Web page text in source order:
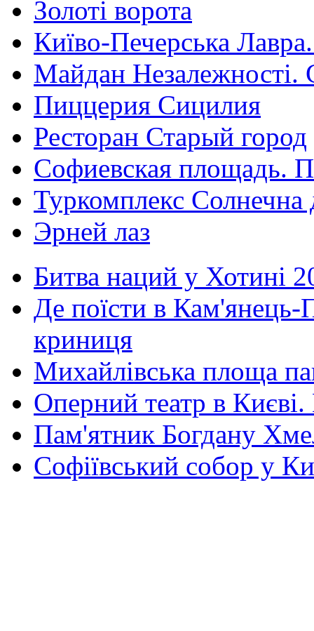
Золоті ворота
Київо-Печерська
Майдан Незалежності.
Пиццерия Сицилия
Ресторан Старый город
Софиевская площадь.
Туркомплекс Солнечна
Эрней лаз
Битва наций у Хотині
Де поїсти в Кам'янець-
криниця
Михайлівська площа
Оперний театр в
Пам'ятник Богдану
Софіївський собор у